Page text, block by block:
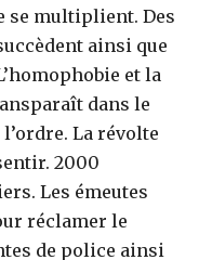
se multiplient. Des
ainsi que
et la
dans le
La révolte
2000
Les émeutes
réclamer le
de police ainsi